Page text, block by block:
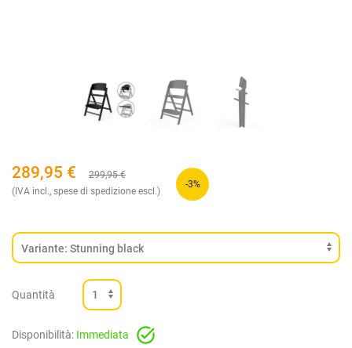
289,95 € 299,95€
(IVA incl., spese di spedizione escl.)
-3%
Quantità
Disponibilità: Immediata